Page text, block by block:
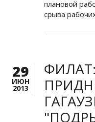
плановой
срыва
29
ИЮН
2013
ФИЛАТ: